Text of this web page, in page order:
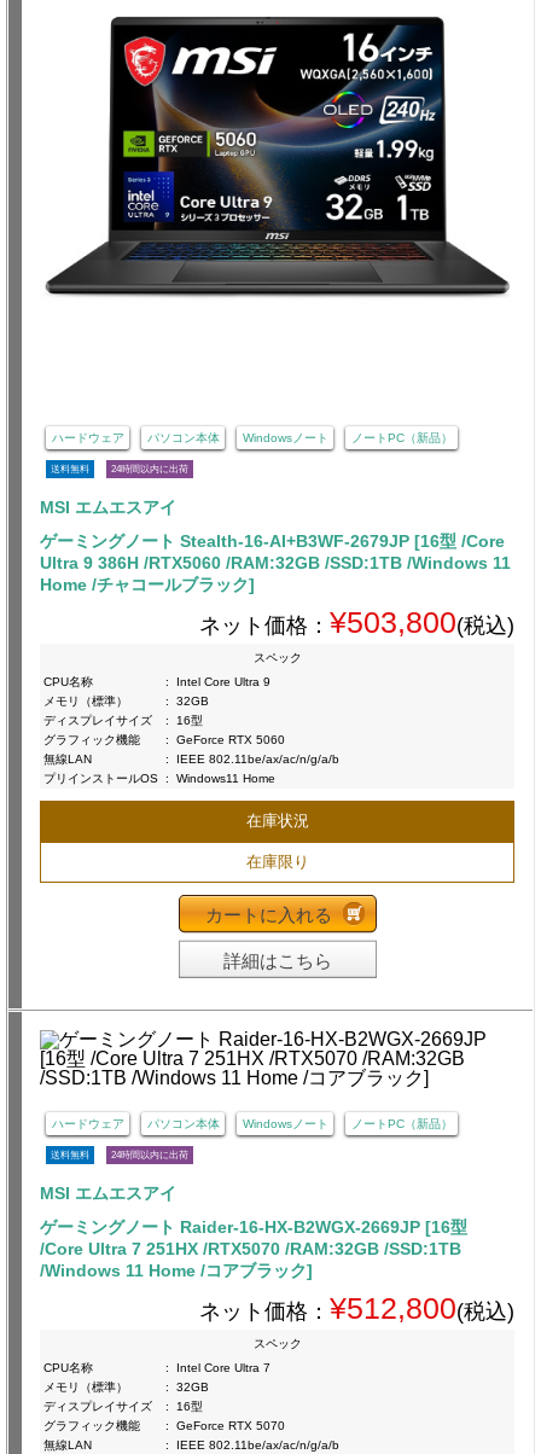
ハードウェア パソコン本体 Windowsノート ノートPC（新品）
送料無料 24時間以内に出荷
MSI エムエスアイ
ゲーミングノート Stealth-16-AI+B3WF-2679JP [16型 /Core
Ultra 9 386H /RTX5060 /RAM:32GB /SSD:1TB /Windows 11
Home /チャコールブラック]
ネット価格： ¥503,800(税込)
スペック
CPU名称
:
Intel Core Ultra 9
メモリ（標準）
:
32GB
ディスプレイサイズ
:
16型
グラフィック機能
:
GeForce RTX 5060
無線LAN
:
IEEE 802.11be/ax/ac/n/g/a/b
プリインストールOS : Windows11 Home
在庫状況
在庫限り
カートに入れる
詳細はこちら
ハードウェア パソコン本体 Windowsノート ノートPC（新品）
送料無料 24時間以内に出荷
MSI エムエスアイ
ゲーミングノート Raider-16-HX-B2WGX-2669JP [16型
/Core Ultra 7 251HX /RTX5070 /RAM:32GB /SSD:1TB
/Windows 11 Home /コアブラック]
ネット価格： ¥512,800(税込)
スペック
CPU名称
:
Intel Core Ultra 7
メモリ（標準）
:
32GB
ディスプレイサイズ
:
16型
グラフィック機能
:
GeForce RTX 5070
無線LAN
:
IEEE 802.11be/ax/ac/n/g/a/b